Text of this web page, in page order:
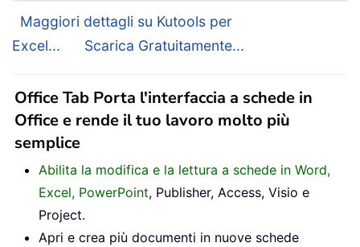
Maggiori dettagli su Kutools per
Excel...
Scarica Gratuitamente...
Office Tab Porta l'interfaccia a schede in
Office e rende il tuo lavoro molto più
semplice
Abilita la modifica e la lettura a schede in Word,
Excel, PowerPoint, Publisher, Access, Visio e
Project.
Apri e crea più documenti in nuove schede